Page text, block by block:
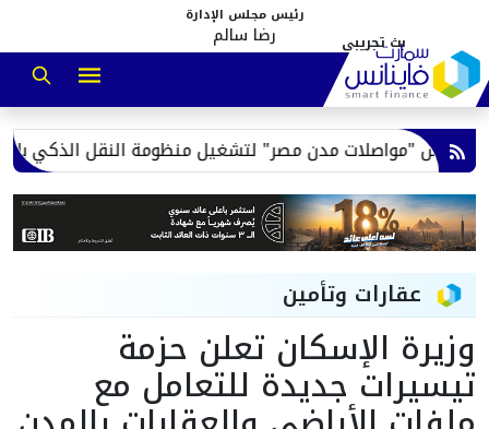
رئيس مجلس الإدارة
رضا سالم
"مواصلات مدن مصر" لتشغيل منظومة النقل الذكي بالمدن
عقارات وتأمين
وزيرة الإسكان تعلن حزمة
تيسيرات جديدة للتعامل مع